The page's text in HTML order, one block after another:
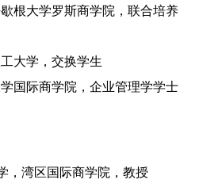
根大学罗斯商学院，联合培养
大学，交换学生
国际商学院，企业管理学学士
湾区国际商学院，教授